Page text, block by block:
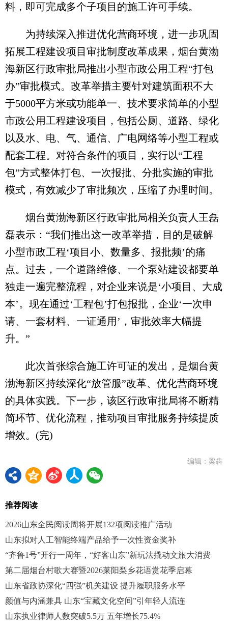
料，即可完成多个子项目的施工许可手续。
为持续深入推进优化营商环境，进一步巩固
拓展工程建设项目审批制度改革成果，烟台黄渤
海新区行政审批局推出小型市政公用工程“打包
办”审批模式。改革举措主要针对建筑面积不大
于5000平方米或功能单一、技术要求简单的小型
市政公用工程建设项目，包括公厕、道路、绿化
以及水、电、气、通信、广电网络等小型工程或
配套工程。对符合条件的项目，实行以“工程
包”方式整体打包、一次报批、分批实施的审批
模式，有效减少了审批频次，压缩了办理时间。
烟台黄渤海新区行政审批局相关负责人王磊
磊表示：“我们推出这一改革举措，目的是破解
小型市政工程‘项目小、数量多、报批频’的痛
点。过去，一个道路维修、一个泵站建设都要单
独走一遍完整流程，对企业来说是‘小项目、大成
本’。现在通过‘工程包’打包报批，企业‘一次申
请、一套材料、一证通用’，审批效率大幅提
升。”
此次首张综合施工许可证的发出，是烟台黄
渤海新区持续深化“放管服”改革、优化营商环境
的具体实践。下一步，该区行政审批局将不断精
简环节、优化流程，推动项目审批服务持续提质
增效。(完)
编辑：梁犇
推荐阅读
2026山东全民阅读周将开展132项阅读推广活动
山东拟对人工智能终端产品给予一次性资金奖补
“齐鲁1号”开行一周年，“好客山东”新玩法撬动文旅大消费
第二届烟台村歌大赛暨2026莱阳梨乡花语赏花季启幕
山东省政协深化“四强”机关建设 提升履职服务水平
颜值与内涵兼具 山东“宝藏文化空间”引年轻人流连
山东执业律师人数突破5.5万 五年增长75.4%